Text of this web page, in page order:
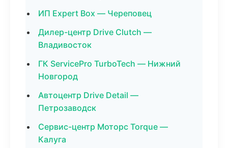
ИП Expert Box — Череповец
Дилер-центр Drive Clutch —
Владивосток
ГК ServicePro TurboTech — Нижний
Новгород
Автоцентр Drive Detail —
Петрозаводск
Сервис-центр Моторс Torque —
Калуга